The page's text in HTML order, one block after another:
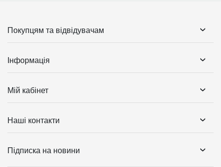
Покупцям та відвідувачам
Інформація
Мій кабінет
Наші контакти
Підписка на новини